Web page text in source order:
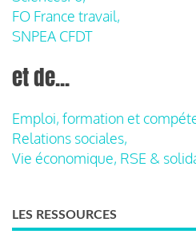
FO France travail,
SNPEA CFDT
et de...
Emploi, formation et
Relations sociales,
Vie économique, RSE &
LES RESSOURCES